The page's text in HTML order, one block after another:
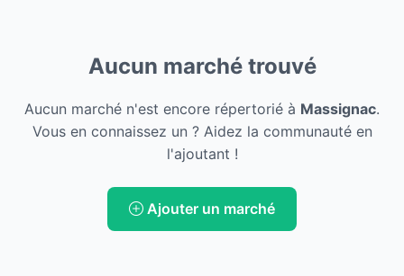
Aucun marché trouvé
Aucun marché n'est encore répertorié à Massignac.
Vous en connaissez un ? Aidez la communauté en
l'ajoutant !
Ajouter un marché